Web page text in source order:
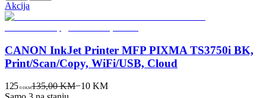
Akcija
CANON InkJet Printer MFP PIXMA TS3750i BK,
Print/Scan/Copy, WiFi/USB, Cloud
125 00KM135,00 KM−10 KM